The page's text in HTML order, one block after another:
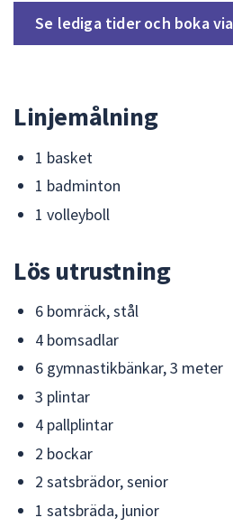
Se lediga tider och boka via
Linjemålning
1 basket
1 badminton
1 volleyboll
Lös utrustning
6 bomräck, stål
4 bomsadlar
6 gymnastikbänkar, 3 meter
3 plintar
4 pallplintar
2 bockar
2 satsbrädor, senior
1 satsbräda, junior